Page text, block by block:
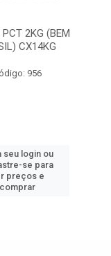
PCT 2KG (BEM
CX14KG
956
seu login ou
se para
preços e
comprar